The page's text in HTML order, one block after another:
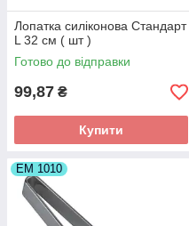
Лопатка силіконова Стандарт
L 32 см ( шт )
Готово до відправки
99,87 ₴
Купити
ЕМ 1010